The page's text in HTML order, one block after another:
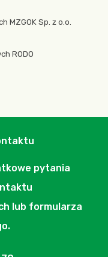
MZGOK Sp. z o.o.
RODO
pytania
lub formularza